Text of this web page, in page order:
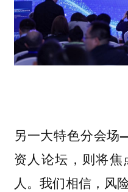
另一大特色分会
资人论坛 ，则将
人。我们相信，风